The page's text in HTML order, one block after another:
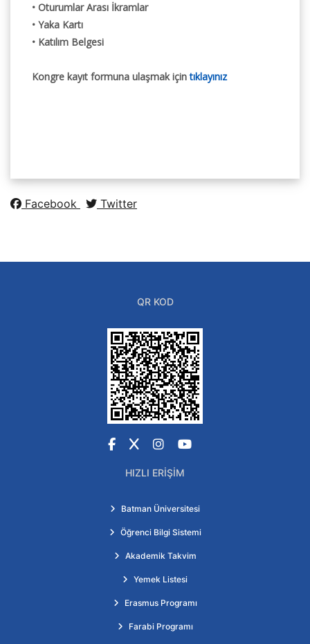
• Oturumlar Arası İkramlar
• Yaka Kartı
• Katılım Belgesi
Kongre kayıt formuna ulaşmak içintıklayınız
Facebook Twitter
QR KOD
Facebook
X Instagram
YouTube
HIZLI ERIŞIM
Batman Üniversitesi
Öğrenci Bilgi Sistemi
Akademik Takvim
Yemek Listesi
Erasmus Programı
Farabi Programı